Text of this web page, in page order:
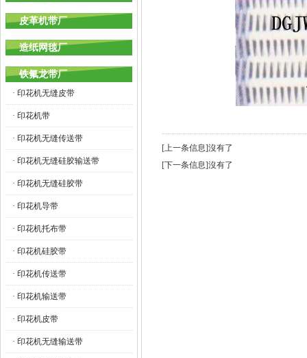
皮革机带厂
造纸网毯厂
铁氟龙带厂
· 印花机无缝皮带
· 印花机带
· 印花机无缝传送带
· 印花机无缝硅胶输送带
· 印花机无缝硅胶带
· 印花机导带
· 印花机托布带
· 印花机硅胶带
· 印花机传送带
· 印花机输送带
· 印花机皮带
· 印花机无缝输送带
[上一条信息]沒有了
[下一条信息]沒有了